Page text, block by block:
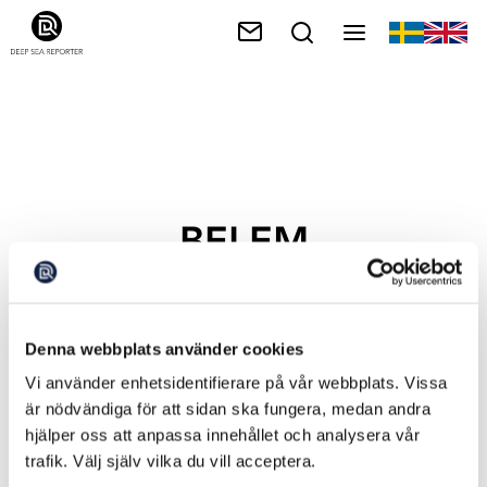
Denna webbplats använder cookies
Vi använder enhetsidentifierare på vår webbplats. Vissa
är nödvändiga för att sidan ska fungera, medan andra
hjälper oss att anpassa innehållet och analysera vår
trafik. Välj själv vilka du vill acceptera.
BELEM